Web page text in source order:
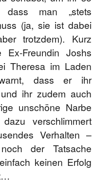
dass man „stets
(ja, sie ist dabei
trotzdem). Kurz
Freundin Joshs
Theresa im Laden
dass er ihr
ihr zudem auch
unschöne Narbe
verschlimmert
Verhalten –
der Tatsache
keinen Erfolg